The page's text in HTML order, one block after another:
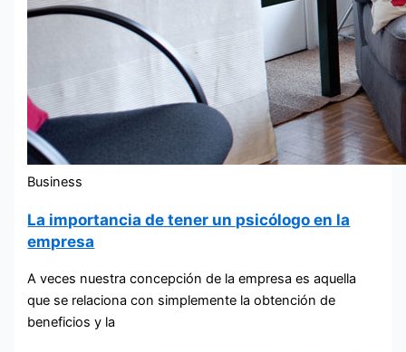
Business
La importancia de tener un psicólogo en la
empresa
A veces nuestra concepción de la empresa es aquella
que se relaciona con simplemente la obtención de
beneficios y la